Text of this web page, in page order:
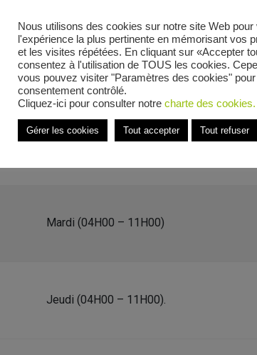
Bénédictins
des Bénédictins
Mardi (04H00 – 11H00)
Jeudi (04H00 – 11H00).
Nous utilisons des cookies sur notre site Web pour
l'expérience la plus pertinente en mémorisant vos
et les visites répétées. En cliquant sur «Accepter
consentez à l'utilisation de TOUS les cookies.
vous pouvez visiter "Paramètres des cookies"
consentement contrôlé.
Cliquez-ici pour consulter notre charte des cookies.
Gérer les cookies Tout accepter Tout refuser